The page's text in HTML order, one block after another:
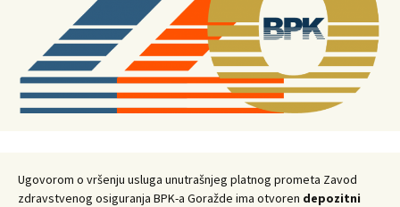
Ugovorom o vršenju usluga unutrašnjeg platnog prometa Zavod
zdravstvenog osiguranja BPK-a Goražde ima otvoren depozitni